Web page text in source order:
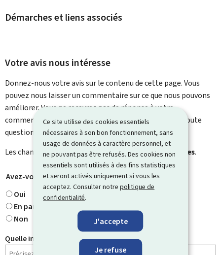
Ce site utilise des cookies essentiels
nécessaires à son bon fonctionnement, sans
usage de données à caractère personnel, et
ne pouvant pas être refusés. Des cookies non
essentiels sont utilisés à des fins statistiques
et seront activés uniquement si vous les
acceptez. Consulter notrepolitique de
confidentialité.
J'accepte
Je refuse
Démarches et liens associés
Votre avis nous intéresse
Donnez-nous votre avis sur le contenu de cette page. Vous
pouvez nous laisser un commentaire sur ce que nous pouvons
améliorer. Vous ne recevrez pas de réponse à votre
commentaire. Utilisez le formulaire de contact pour toute
question particulière.
Les champs marqués d’une étoile ( * ) sontobligatoires.
Avez-vous trouvé ce que vous cherchiez ? *
Oui
En partie
Non
Quelle information cherchiez-vous ?